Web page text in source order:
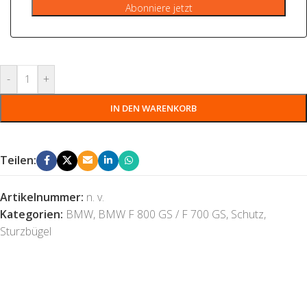
Abonniere jetzt
- +
IN DEN WARENKORB
Teilen:
Artikelnummer: n. v.
Kategorien: BMW, BMW F 800 GS / F 700 GS, Schutz,
Sturzbügel